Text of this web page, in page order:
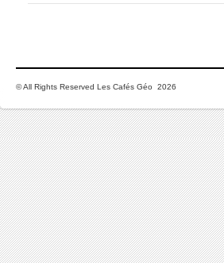
© All Rights Reserved Les Cafés Géo 2026